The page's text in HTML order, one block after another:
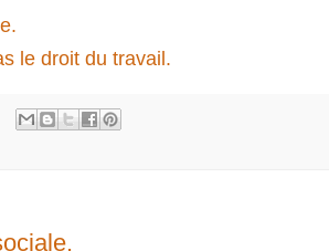
le droit du travail.